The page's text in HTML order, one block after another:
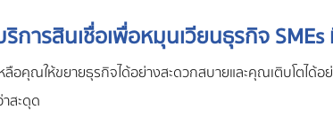
การสินเชื่อเพื่อหมุนเวียนธุรกิจ
ลือคุณให้ขยายธุรกิจได้อย่างสะดวกสบายและคุณเติบโต
สะดุด